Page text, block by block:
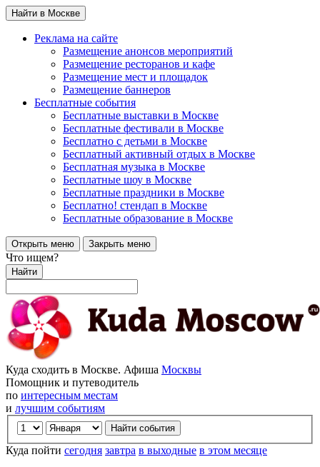
Найти в Москве
Реклама на сайте
Размещение анонсов мероприятий
Размещение ресторанов и кафе
Размещение мест и площадок
Размещение баннеров
Бесплатные события
Бесплатные выставки в Москве
Бесплатные фестивали в Москве
Бесплатно с детьми в Москве
Бесплатный активный отдых в Москве
Бесплатная музыка в Москве
Бесплатные шоу в Москве
Бесплатные праздники в Москве
Бесплатно! стендап в Москве
Бесплатные образование в Москве
Открыть меню Закрыть меню
Что ищем?
Найти
Куда сходить в Москве. Афиша Москвы
Помощник и путеводитель
по интересным местам
и лучшим событиям
Куда пойти сегодня завтра в выходные в этом месяце